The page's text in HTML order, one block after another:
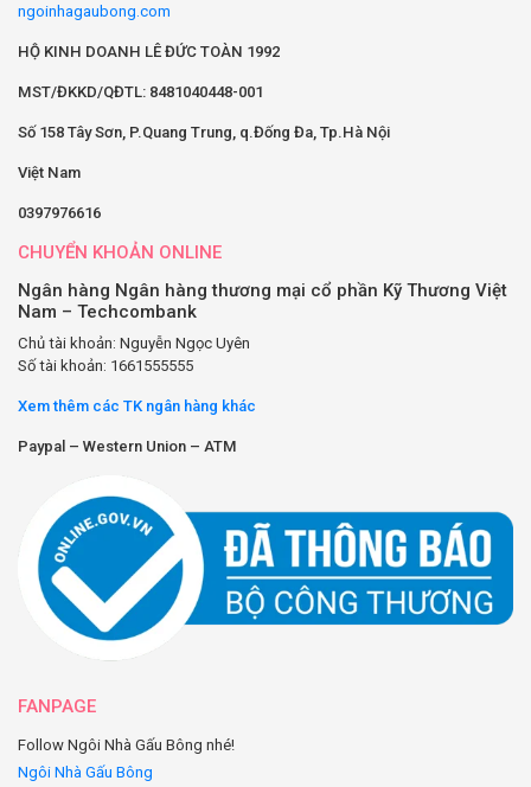
ngoinhagaubong.com
HỘ KINH DOANH LÊ ĐỨC TOÀN 1992
MST/ĐKKD/QĐTL: 8481040448-001
Số 158 Tây Sơn, P.Quang Trung, q.Đống Đa, Tp.Hà Nội
Việt Nam
0397976616
CHUYỂN KHOẢN ONLINE
Ngân hàng Ngân hàng thương mại cổ phần Kỹ Thương Việt
Nam – Techcombank
Chủ tài khoản: Nguyễn Ngọc Uyên
Số tài khoản: 1661555555
Xem thêm các TK ngân hàng khác
Paypal – Western Union – ATM
FANPAGE
Follow Ngôi Nhà Gấu Bông nhé!
Ngôi Nhà Gấu Bông